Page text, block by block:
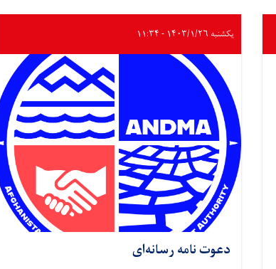
یکشنبه ۱۴۰۳/۱/۲۶ - ۱۱:۳۴
دعوت نامه رسانه‌ای